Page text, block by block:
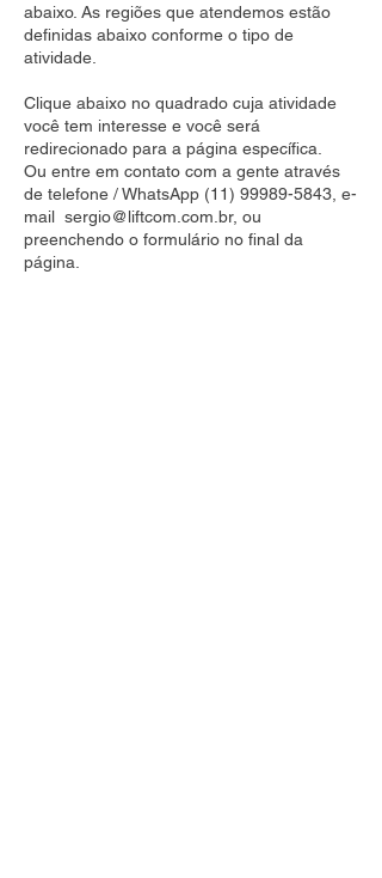
abaixo. As regiões que atendemos estão
definidas abaixo conforme o tipo de
atividade.
Clique abaixo no quadrado cuja atividade
você tem interesse e você será
redirecionado para a página específica.
Ou entre em contato com a gente através
de telefone / WhatsApp (11) 99989-5843 , e-
mail sergio@liftcom.com.br, ou
preenchendo o formulário no final da
página.